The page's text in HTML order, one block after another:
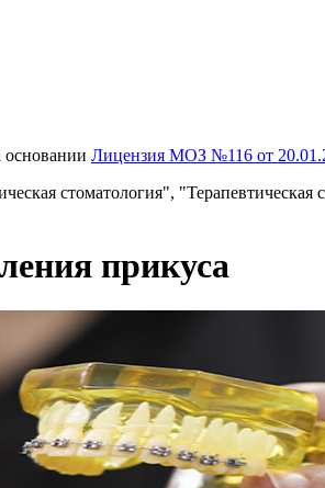
основании Лицензия МОЗ №116 от
стоматология", "Терапевтическая
прикуса